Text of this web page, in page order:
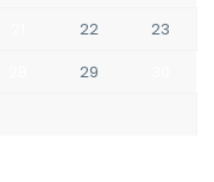
22
23
29